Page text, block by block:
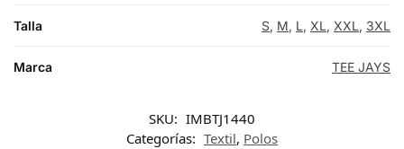
Talla S, M, L, XL, XXL, 3XL
Marca TEE JAYS
SKU: IMBTJ1440
Categorías: Textil, Polos